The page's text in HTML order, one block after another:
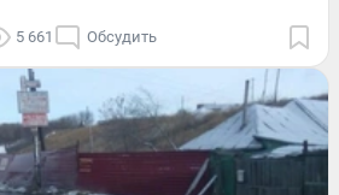
5 661 Обсудить